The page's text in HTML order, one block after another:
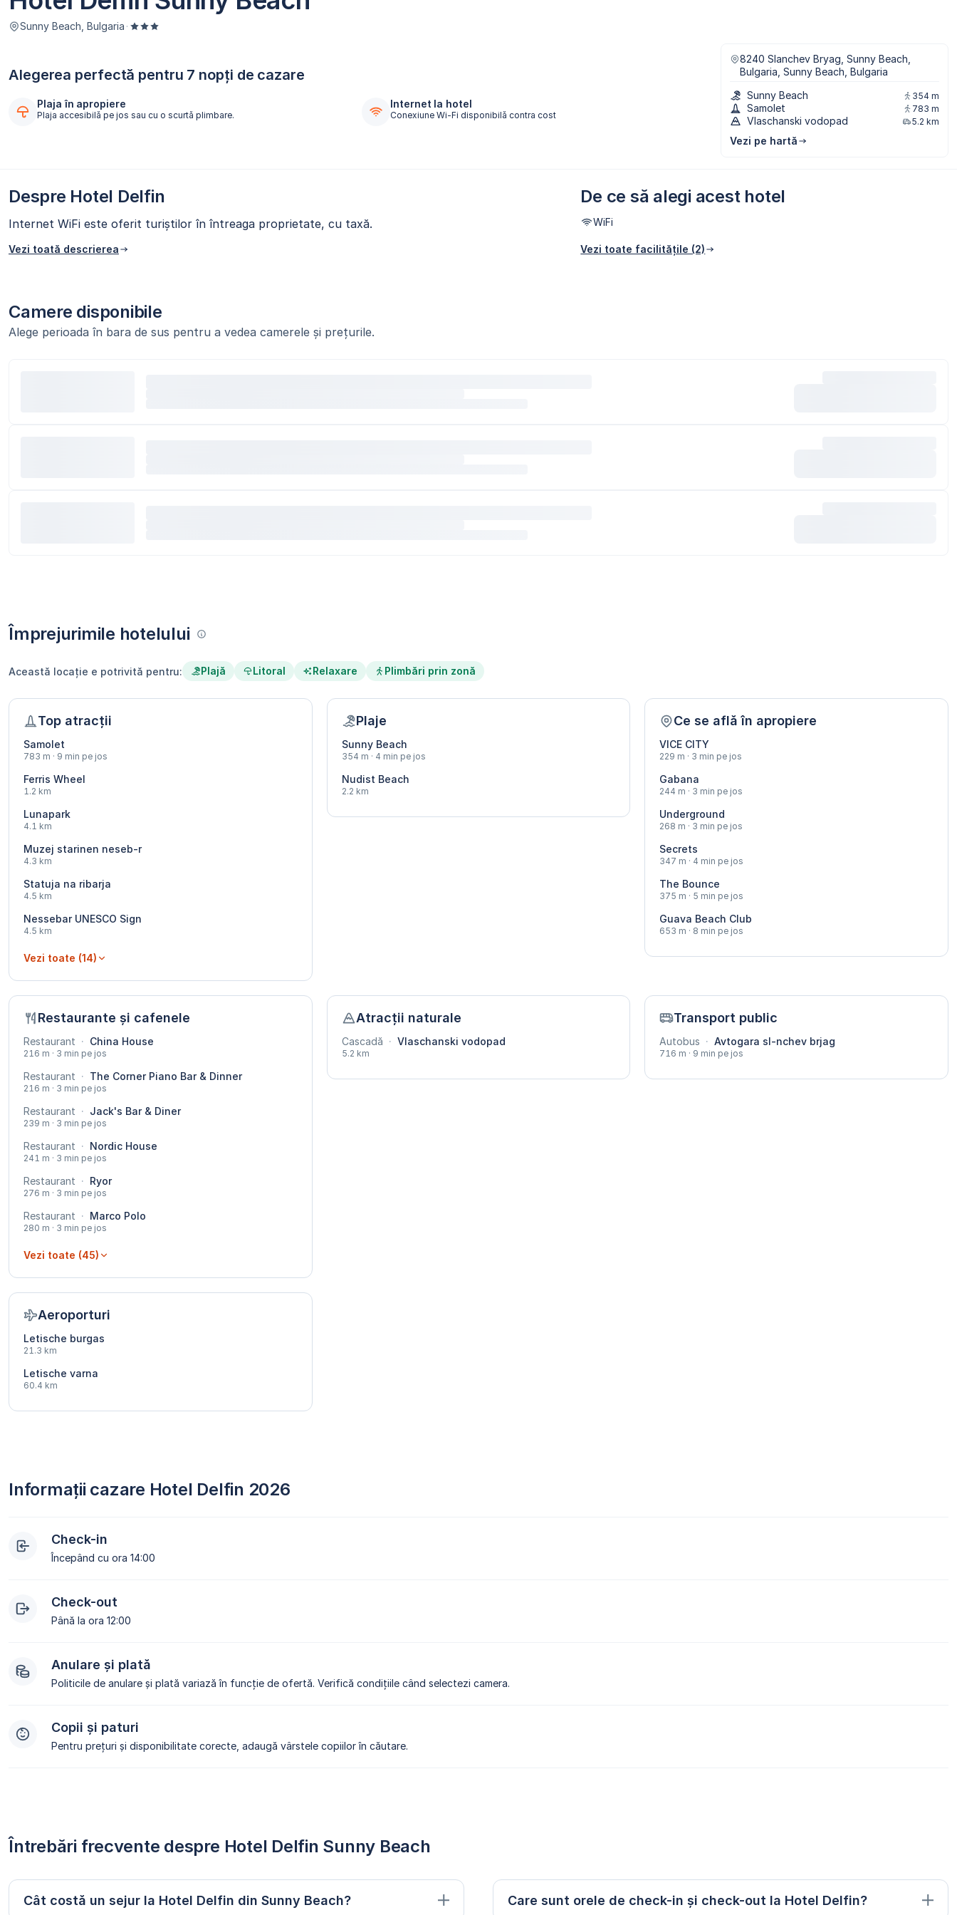
Sunny Beach, Bulgaria ·
Alegerea perfectă pentru 7 nopți de cazare
Plaja în apropiere
Plaja accesibilă pe jos sau cu o scurtă plimbare.
Internet la hotel
Conexiune Wi-Fi disponibilă contra cost
8240 Slanchev Bryag, Sunny Beach,
Bulgaria, Sunny Beach, Bulgaria
Sunny Beach
354 m
Samolet 783 m
Vlaschanski vodopad 5.2 km
Vezi pe hartă
Despre Hotel Delfin
Internet WiFi este oferit turiștilor în întreaga proprietate, cu taxă.
Vezi toată descrierea
De ce să alegi acest hotel
WiFi
Vezi toate facilitățile (2)
Camere disponibile
Alege perioada în bara de sus pentru a vedea camerele și prețurile.
Împrejurimile hotelului
Această locație e potrivită pentru: Plajă Litoral Relaxare Plimbări prin zonă
Top atracții
Samolet
783 m · 9 min pe jos
Ferris Wheel
1.2 km
Lunapark
4.1 km
Muzej starinen neseb-r
4.3 km
Statuja na ribarja
4.5 km
Nessebar UNESCO Sign
4.5 km
Vezi toate (14)
Plaje
Sunny Beach
354 m · 4 min pe jos
Nudist Beach
2.2 km
Ce se află în apropiere
VICE CITY
229 m · 3 min pe jos
Gabana
244 m · 3 min pe jos
Underground
268 m · 3 min pe jos
Secrets
347 m · 4 min pe jos
The Bounce
375 m · 5 min pe jos
Guava Beach Club
653 m · 8 min pe jos
Restaurante și cafenele
Restaurant · China House
216 m · 3 min pe jos
Restaurant · The Corner Piano Bar & Dinner
216 m · 3 min pe jos
Restaurant · Jack's Bar & Diner
239 m · 3 min pe jos
Restaurant · Nordic House
241 m · 3 min pe jos
Restaurant · Ryor
276 m · 3 min pe jos
Restaurant · Marco Polo
280 m · 3 min pe jos
Vezi toate (45)
Atracții naturale
Cascadă · Vlaschanski vodopad
5.2 km
Transport public
Autobus · Avtogara sl-nchev brjag
716 m · 9 min pe jos
Aeroporturi
Letische burgas
21.3 km
Letische varna
60.4 km
Informații cazare Hotel Delfin 2026
Check-in
Începând cu ora 14:00
Check-out
Până la ora 12:00
Anulare și plată
Politicile de anulare și plată variază în funcție de ofertă. Verifică condițiile când selectezi camera.
Copii și paturi
Pentru prețuri și disponibilitate corecte, adaugă vârstele copiilor în căutare.
Întrebări frecvente despre Hotel Delfin Sunny Beach
Cât costă un sejur la Hotel Delfin din Sunny Beach? Care sunt orele de check-in și check-out la Hotel Delfin?